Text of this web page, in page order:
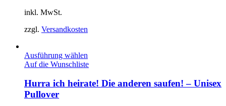
inkl. MwSt.
zzgl. Versandkosten
Ausführung wählen
Auf die Wunschliste
Hurra ich heirate! Die anderen saufen! – Unisex
Pullover